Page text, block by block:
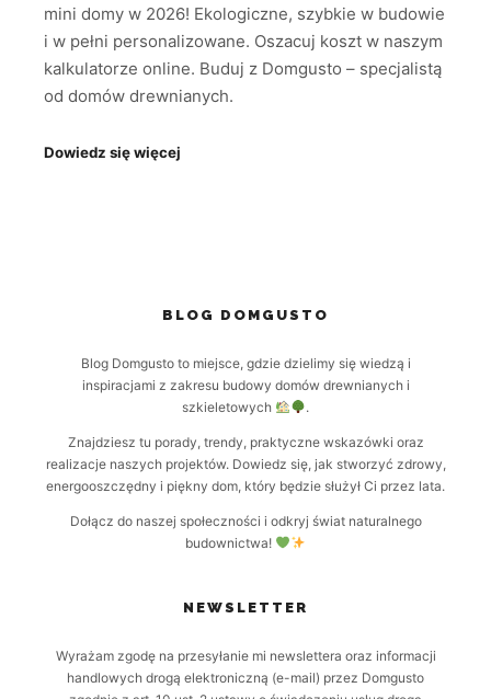
mini domy w 2026! Ekologiczne, szybkie w budowie
i w pełni personalizowane. Oszacuj koszt w naszym
kalkulatorze online. Buduj z Domgusto – specjalistą
od domów drewnianych.
Dowiedz się więcej
BLOG DOMGUSTO
Blog Domgusto to miejsce, gdzie dzielimy się wiedzą i
inspiracjami z zakresu budowy domów drewnianych i
szkieletowych
.
Znajdziesz tu porady, trendy, praktyczne wskazówki oraz
realizacje naszych projektów. Dowiedz się, jak stworzyć zdrowy,
energooszczędny i piękny dom, który będzie służył Ci przez lata.
Dołącz do naszej społeczności i odkryj świat naturalnego
budownictwa!
NEWSLETTER
Wyrażam zgodę na przesyłanie mi newslettera oraz informacji
handlowych drogą elektroniczną (e-mail) przez Domgusto